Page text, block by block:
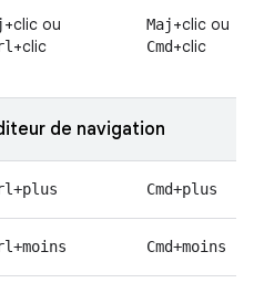
+clic ou
+clic
Maj+clic ou
Cmd+clic
de navigation
Cmd+plus
Cmd+moins